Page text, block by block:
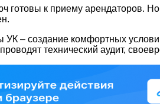
готовы к приему арендаторов.
– создание комфортных
технический аудит,